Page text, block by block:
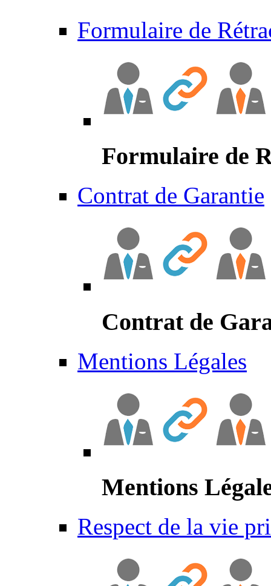
Formulaire de
Formulaire de
Contrat de Garantie
Contrat de
Mentions Légales
Mentions
Respect de la vie